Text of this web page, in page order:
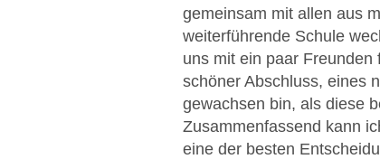
gemeinsam mit allen aus
weiterführende Schule
uns mit ein paar
schöner Abschluss, eines
gewachsen bin, als diese
Zusammenfassend kann
eine der besten